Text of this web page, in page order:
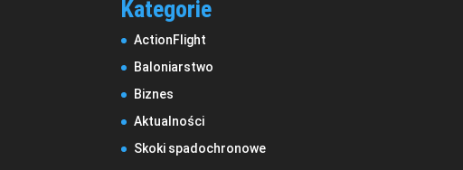
Kategorie
ActionFlight
Baloniarstwo
Biznes
Aktualności
Skoki spadochronowe